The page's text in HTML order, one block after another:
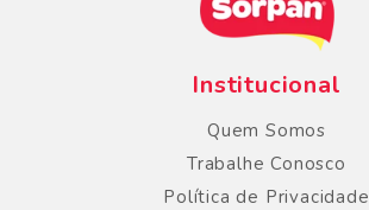
Institucional
Quem Somos
Trabalhe Conosco
Política de Privacidade